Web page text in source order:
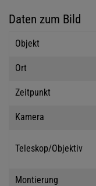
Daten zum Bild
Objekt
Ort
Zeitpunkt
Kamera
Teleskop/Objektiv
Montierung